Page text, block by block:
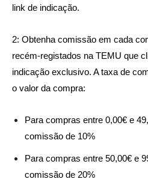
link de indicação.
2: Obtenha comissão em cada
recém-registados na TEMU que
indicação exclusivo. A taxa de
o valor da compra:
Para compras entre 0,00€ e
comissão de 10%
Para compras entre 50,00€ e
comissão de 20%